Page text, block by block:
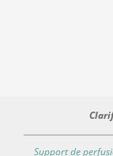
Support de